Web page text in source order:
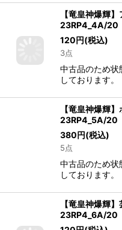
【竜皇神爆輝
23RP4_4A/20
120円(税込)
3点
中古品のため状
しております。
【竜皇神爆輝
23RP4_5A/20
380円(税込)
5点
中古品のため状
しております。
【竜皇神爆輝
23RP4_6A/20